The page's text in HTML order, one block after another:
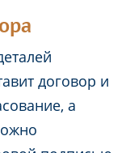
договор и
а